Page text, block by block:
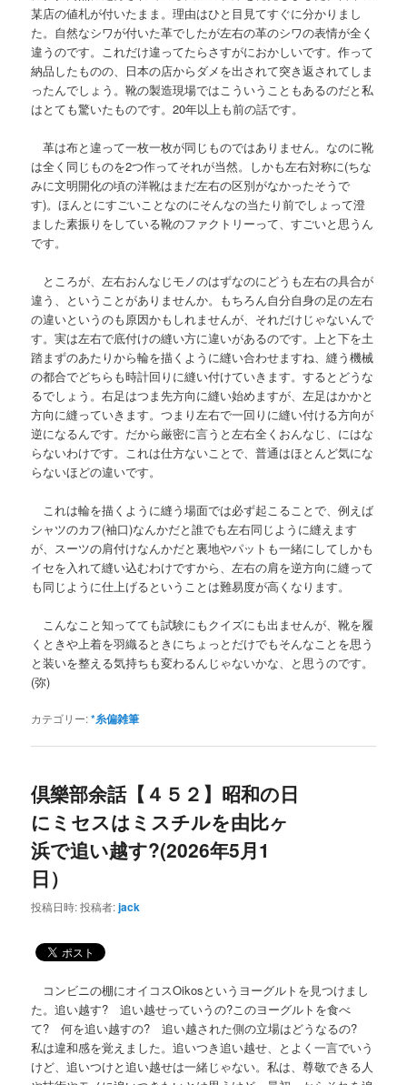
某店の値札が付いたまま。理由はひと目見てすぐに分かりまし
た。自然なシワが付いた革でしたが左右の革のシワの表情が全く
違うのです。これだけ違ってたらさすがにおかしいです。作って
納品したものの、日本の店からダメを出されて突き返されてしま
ったんでしょう。靴の製造現場ではこういうこともあるのだと私
はとても驚いたものです。20年以上も前の話です。
革は布と違って一枚一枚が同じものではありません。なのに靴
は全く同じものを2つ作ってそれが当然。しかも左右対称に(ちな
みに文明開化の頃の洋靴はまだ左右の区別がなかったそうで
す)。ほんとにすごいことなのにそんなの当たり前でしょって澄
ました素振りをしている靴のファクトリーって、すごいと思うん
です。
ところが、左右おんなじモノのはずなのにどうも左右の具合が
違う、ということがありませんか。もちろん自分自身の足の左右
の違いというのも原因かもしれませんが、それだけじゃないんで
す。実は左右で底付けの縫い方に違いがあるのです。上と下を土
踏まずのあたりから輪を描くように縫い合わせますね、縫う機械
の都合でどちらも時計回りに縫い付けていきます。するとどうな
るでしょう。右足はつま先方向に縫い始めますが、左足はかかと
方向に縫っていきます。つまり左右で一回りに縫い付ける方向が
逆になるんです。だから厳密に言うと左右全くおんなじ、にはな
らないわけです。これは仕方ないことで、普通はほとんど気にな
らないほどの違いです。
これは輪を描くように縫う場面では必ず起こることで、例えば
シャツのカフ(袖口)なんかだと誰でも左右同じように縫えます
が、スーツの肩付けなんかだと裏地やパットも一緒にしてしかも
イセを入れて縫い込むわけですから、左右の肩を逆方向に縫って
も同じように仕上げるということは難易度が高くなります。
こんなこと知ってても試験にもクイズにも出ませんが、靴を履
くときや上着を羽織るときにちょっとだけでもそんなことを思う
と装いを整える気持ちも変わるんじゃないかな、と思うのです。
(弥)
カテゴリー:*糸偏雑筆
倶樂部余話【４５２】昭和の日
にミセスはミスチルを由比ヶ
浜で追い越す?(2026年5月1
日）
投稿日時:投稿者:jack
コンビニの棚にオイコスOikosというヨーグルトを見つけまし
た。追い越す? 追い越せっていうの?このヨーグルトを食べ
て? 何を追い越すの? 追い越された側の立場はどうなるの?
私は違和感を覚えました。追いつき追い越せ、とよく一言でいう
けど、追いつけと追い越せは一緒じゃない。私は、尊敬できる人